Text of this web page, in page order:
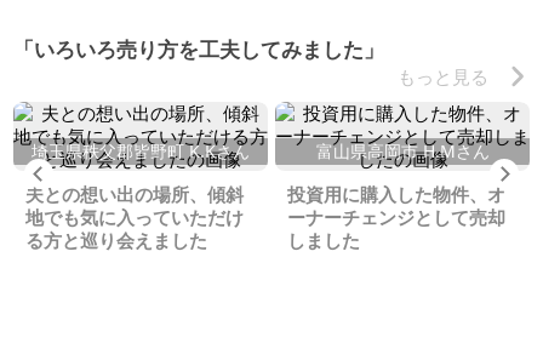
「いろいろ売り方を工夫してみました」
もっと見る
Previous
埼玉県秩父郡皆野町 K.Kさん
夫との想い出の場所、傾斜
地でも気に入っていただけ
る方と巡り会えました
富山県高岡市 H.Mさん
投資用に購入した物件、オ
ーナーチェンジとして売却
しました